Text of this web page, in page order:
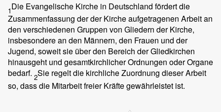
1Die Evangelische Kirche in Deutschland fördert die
Zusammenfassung der der Kirche aufgetragenen Arbeit an
den verschiedenen Gruppen von Gliedern der Kirche,
insbesondere an den Männern, den Frauen und der
Jugend, soweit sie über den Bereich der Gliedkirchen
hinausgeht und gesamtkirchlicher Ordnungen oder Organe
bedarf. 2Sie regelt die kirchliche Zuordnung dieser Arbeit
so, dass die Mitarbeit freier Kräfte gewährleistet ist.